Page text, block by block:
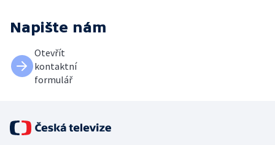
Napište nám
Otevřít
kontaktní
formulář